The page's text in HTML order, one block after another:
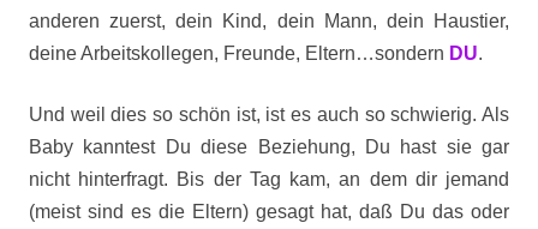
anderen zuerst, dein Kind, dein Mann, dein Haustier,
deine Arbeitskollegen, Freunde, Eltern…sondern DU.
Und weil dies so schön ist, ist es auch so schwierig. Als
Baby kanntest Du diese Beziehung, Du hast sie gar
nicht hinterfragt. Bis der Tag kam, an dem dir jemand
(meist sind es die Eltern) gesagt hat, daß Du das oder